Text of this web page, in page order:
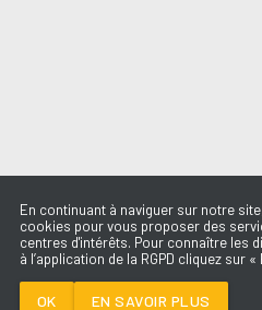
En continuant à naviguer sur notre
cookies pour vous proposer des
centres d'intérêts. Pour connaître les
à l’application de la RGPD cliquez sur
OK EN SAVOIR PLUS